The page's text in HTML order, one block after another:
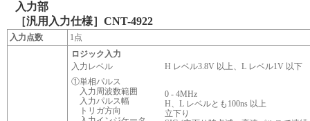
入力部
［汎用入力仕様］CNT-4922
入力点数 1点
ロジック入力
入力レベル
H レベル3.8V 以上、L レベル1V 以下
①単相パルス
入力周波数範囲
入力パルス幅
トリガ方向
0 - 4MHz
H、L レベルとも100ns 以上
立下り